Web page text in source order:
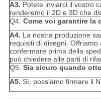
A3. Potete inviarci il vostro
renderemo il 2D e 3D che
Q4. Come voi garantire la
A4. La nostra produzione
requisiti di disegni.
confermare prima della
può chiedere alle parti di
Q5. Sia sicuro quando
A5. Sì, possiamo firmare il